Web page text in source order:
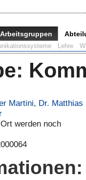
Arbeitsgruppen
Lehre
:
Martini, Dr. Matthias
werden noch